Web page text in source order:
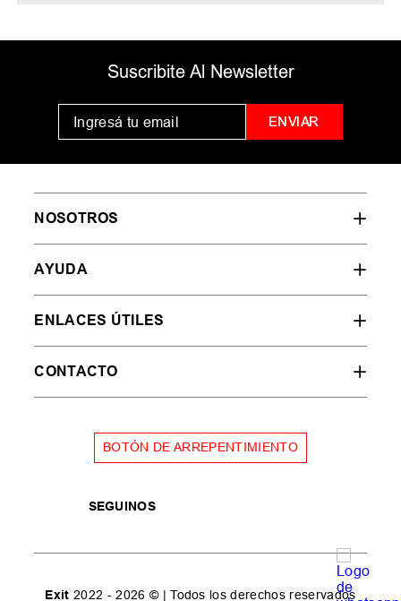
Suscribite Al Newsletter
ENVIAR
NOSOTROS
AYUDA
ENLACES ÚTILES
CONTACTO
BOTÓN DE ARREPENTIMIENTO
SEGUINOS
Exit 2022 - 2026 © | Todos los derechos reservados